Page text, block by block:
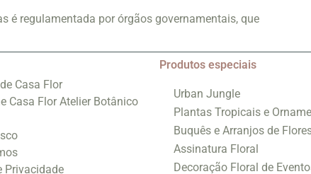
é regulamentada por órgãos governamentais, que
Casa Flor
Casa Flor Atelier Botânico
Privacidade
Produtos especiais
Urban Jungle
Plantas Tropicais e
Buquês e Arranjos de
Assinatura Floral
Decoração Floral de